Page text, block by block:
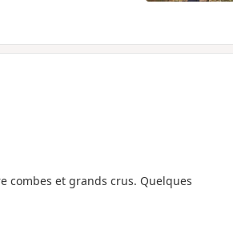
combes et grands crus. Quelques